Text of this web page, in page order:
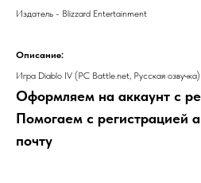
Издатель - Blizzard Entertainment
Описание:
Игра Diablo IV (PC Battle.net, Русская озвучка)
Оформляем на аккаунт с
Помогаем с регистрацией
почту